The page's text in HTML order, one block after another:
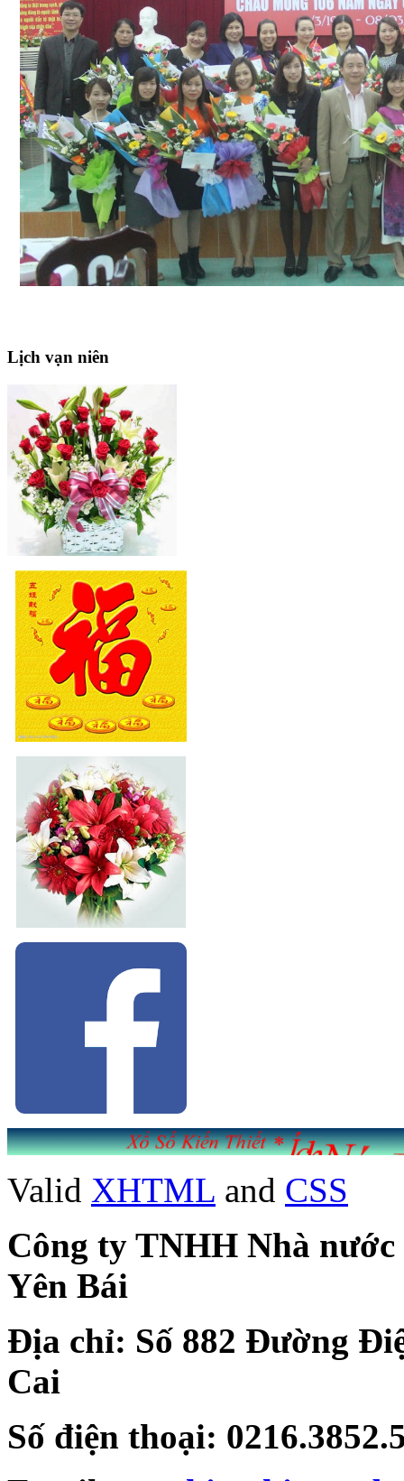
Lịch vạn niên
Valid XHTML and CSS
Công ty TNHH Nhà
Yên Bái
Địa chỉ: Số 882 Đường
Cai
Số điện thoại: